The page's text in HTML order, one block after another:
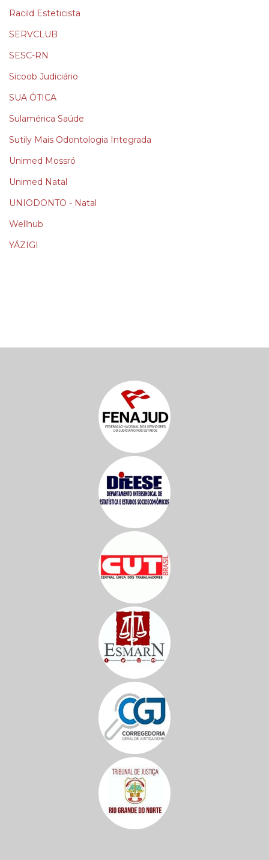
Racild Esteticista
SERVCLUB
SESC-RN
Sicoob Judiciário
SUA ÓTICA
Sulamérica Saúde
Sutily Mais Odontologia Integrada
Unimed Mossró
Unimed Natal
UNIODONTO - Natal
Wellhub
YÁZIGI